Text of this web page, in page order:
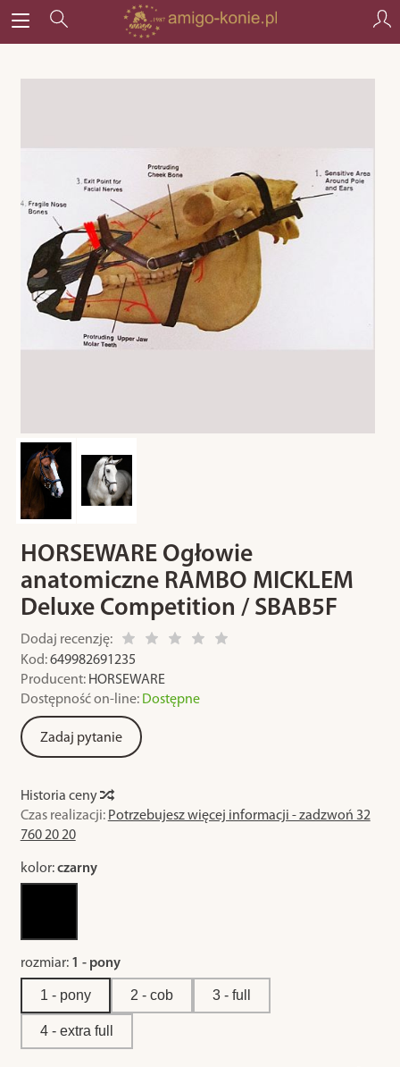
HORSEWARE Ogłowie
anatomiczne RAMBO MICKLEM
Deluxe Competition / SBAB5F
Dodaj recenzję:
Kod: 649982691235
Producent: HORSEWARE
Dostępność on-line: Dostępne
Zadaj pytanie
Historia ceny
Czas realizacji: Potrzebujesz więcej informacji - zadzwoń 32
760 20 20
kolor:czarny
rozmiar: 1 - pony
1 - pony 2 - cob 3 - full
4 - extra full